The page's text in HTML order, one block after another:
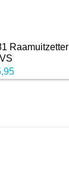
Raamuitzetter